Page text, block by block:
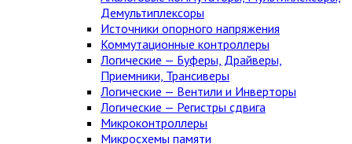
Демультиплексоры
Источники опорного напряжения
Коммутационные контроллеры
Логические — Буферы, Драйверы,
Приемники, Трансиверы
Логические — Вентили и Инверторы
Логические — Регистры сдвига
Микроконтроллеры
Микросхемы памяти